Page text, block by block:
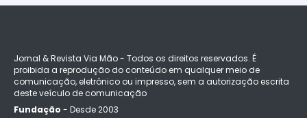
Jornal & Revista Via Mão - Todos os direitos reservados. É
proibida a reprodução do conteúdo em qualquer meio de
comunicação, eletrônico ou impresso, sem a autorização escrita
deste veículo de comunicação
Fundação - Desde 2003